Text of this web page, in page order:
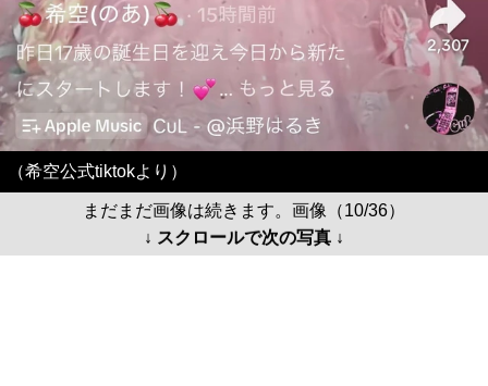
（希空公式tiktokより）
まだまだ画像は続きます。画像（10/36）
↓ スクロールで次の写真 ↓